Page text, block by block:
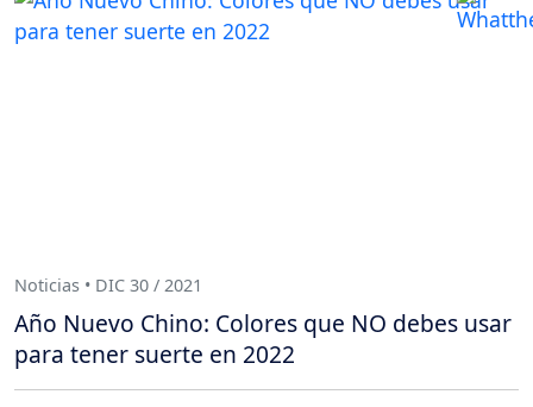
Noticias • DIC 30 / 2021
Año Nuevo Chino: Colores que NO debes usar
para tener suerte en 2022